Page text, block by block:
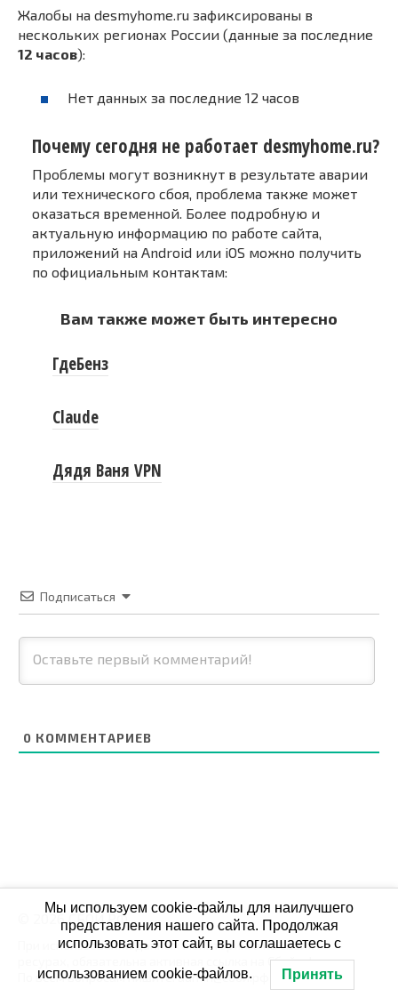
Жалобы на desmyhome.ru зафиксированы в
нескольких регионах России (данные за последние
12 часов):
Нет данных за последние 12 часов
Почему сегодня не работает desmyhome.ru?
Проблемы могут возникнут в результате аварии
или технического сбоя, проблема также может
оказаться временной. Более подробную и
актуальную информацию по работе сайта,
приложений на Android или iOS можно получить
по официальным контактам:
Вам также может быть интересно
ГдеБенз
Claude
Дядя Ваня VPN
Подписаться
0 КОММЕНТАРИЕВ
© 2026 СБОЙ.РФ
При использовании данных мониторинга на своих
ресурах, обязательна активная ссылка на Сбой.рф
По всем вопросам пишите: admin@сбой.рф
Мы используем cookie-файлы для наилучшего
представления нашего сайта. Продолжая
использовать этот сайт, вы соглашаетесь с
использованием cookie-файлов. Принять